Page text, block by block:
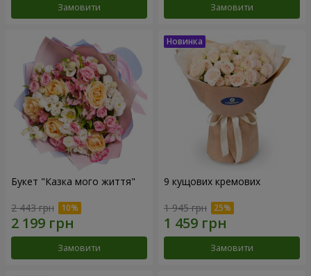
Замовити Замовити
Букет "Казка мого життя"
2 443 грн
Замовити
9 кущових кремових
1 945 грн
Замовити